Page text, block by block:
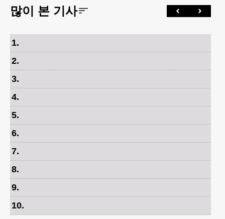
많이 본 기사
1.
2.
3.
4.
5.
6.
7.
8.
9.
10.